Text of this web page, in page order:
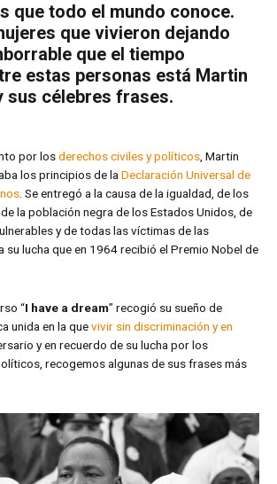
que todo el mundo conoce.
que vivieron dejando
que el tiempo
estas personas está Martin
sus célebres frases.
por losderechos civiles y políticos , Martin
los principios de la Declaración Universal de
. Se entregó a la causa de la igualdad, de los
la población negra de los Estados Unidos, de
y de todas las víctimas de las
su lucha que en 1964 recibió el Premio Nobel de
“I have a dream” recogió su sueño de
unida en la quevivir sin discriminación y en
y en recuerdo de su lucha por los
recogemos algunas de sus frases más